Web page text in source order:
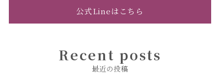
公式Lineはこちら
Recent posts
最近の投稿